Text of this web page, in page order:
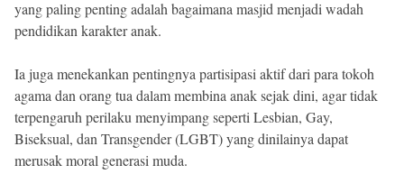
yang paling penting adalah bagaimana masjid menjadi wadah
pendidikan karakter anak.
Ia juga menekankan pentingnya partisipasi aktif dari para tokoh
agama dan orang tua dalam membina anak sejak dini, agar tidak
terpengaruh perilaku menyimpang seperti Lesbian, Gay,
Biseksual, dan Transgender (LGBT) yang dinilainya dapat
merusak moral generasi muda.